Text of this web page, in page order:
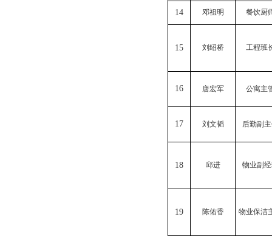
14 邓祖明 餐饮厨
15 刘绍桥 工程班
16 唐宏军 公寓主
17 刘文韬 后勤副
18 邱进 物业副
19 陈佑香 物业保洁